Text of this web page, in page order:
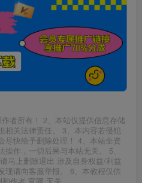
者所有！ 2、本站仅提供信息存储
相关法律责任。 3、本内容若侵犯
尽快给予删除处理！ 4、本站全资
作，一切后果与本站无关。 5、
马上删除退出 涉及自身权益/利益
现请向客服举报。 6、本教程仅供